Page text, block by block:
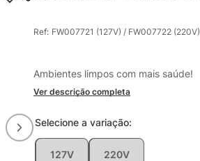
Ref: FW007721 (127V) / FW007722 (220V)
Ambientes limpos com mais saúde!
Ver descrição completa
Selecione a variação:
127V 220V